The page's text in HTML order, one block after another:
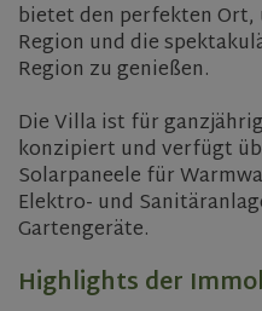
bietet den perfekten Ort,
Region und die
Region zu genießen.
Die Villa ist für
konzipiert und verfügt
Solarpaneele für
Elektro- und
Gartengeräte.
Highlights der